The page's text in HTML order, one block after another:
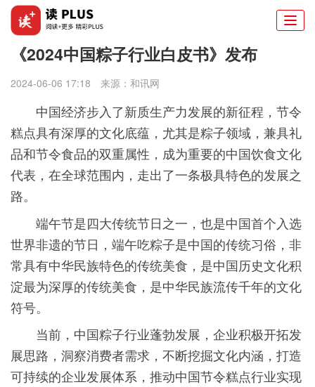
《2024中国粽子行业白皮书》发布
2024-06-06 17:18 来源： 和讯网
中国经济步入了新质生产力发展的新征程，节令
糕点具有深厚的文化底蕴，尤其是粽子领域，兼具礼
品和节令食品的双重属性，成为重要的中国饮食文化
代表，在全球范围内，走出了一条极具特色的发展之
路。
端午节是四大传统节日之一，也是中国首个入选
世界非遗的节日，端午吃粽子是中国的传统习俗，非
常具有中华民族特色的传统美食，是中国历史文化积
淀最为深厚的传统美食，是中华民族流传千年的文化
符号。
当前，中国粽子行业蓬勃发展，企业积极开拓发
展思路，洞察消费者需求，不断挖掘文化内涵，打造
可持续的企业发展体系，推动中国节令糕点行业实现